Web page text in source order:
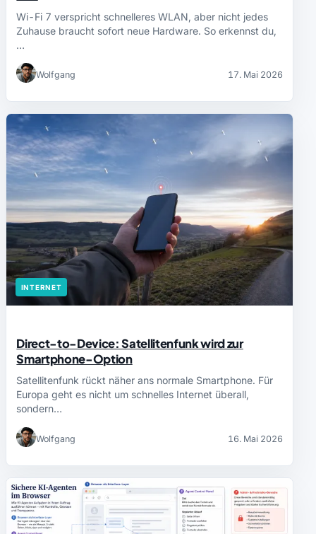
Wi-Fi 7 verspricht schnelleres WLAN, aber nicht jedes
Zuhause braucht sofort neue Hardware. So erkennst du,
…
Wolfgang 17. Mai 2026
INTERNET
Direct-to-Device: Satellitenfunk wird zur
Smartphone-Option
Satellitenfunk rückt näher ans normale Smartphone. Für
Europa geht es nicht um schnelles Internet überall,
sondern…
Wolfgang 16. Mai 2026